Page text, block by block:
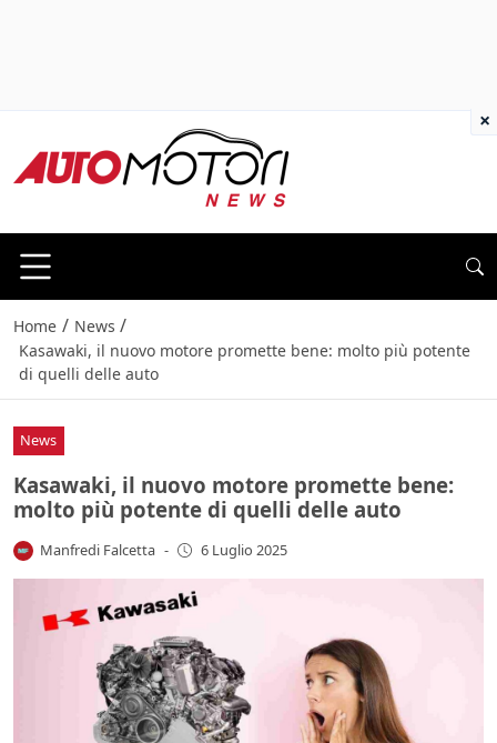
Home / News /
Kasawaki, il nuovo motore promette bene: molto più potente
di quelli delle auto
News
Kasawaki, il nuovo motore promette bene:
molto più potente di quelli delle auto
Manfredi Falcetta - 6 Luglio 2025
×